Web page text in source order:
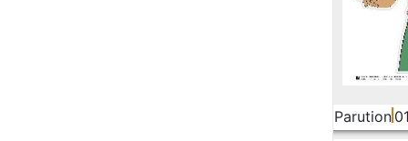
Parution